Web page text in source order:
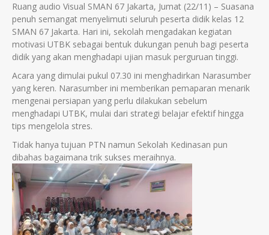
Ruang audio Visual SMAN 67 Jakarta, Jumat (22/11) – Suasana
penuh semangat menyelimuti seluruh peserta didik kelas 12
SMAN 67 Jakarta. Hari ini, sekolah mengadakan kegiatan
motivasi UTBK sebagai bentuk dukungan penuh bagi peserta
didik yang akan menghadapi ujian masuk perguruan tinggi.
Acara yang dimulai pukul 07.30 ini menghadirkan Narasumber
yang keren. Narasumber ini memberikan pemaparan menarik
mengenai persiapan yang perlu dilakukan sebelum
menghadapi UTBK, mulai dari strategi belajar efektif hingga
tips mengelola stres.
Tidak hanya tujuan PTN namun Sekolah Kedinasan pun
dibahas bagaimana trik sukses meraihnya.